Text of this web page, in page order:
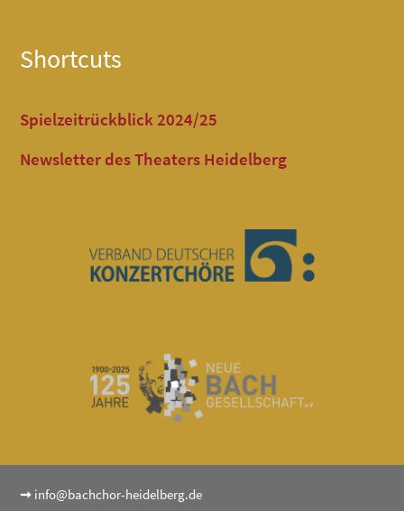
Shortcuts
Spielzeitrückblick 2024/25
Newsletter des Theaters Heidelberg
➞ info@bachchor-heidelberg.de